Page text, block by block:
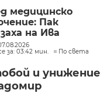
медицинско
Пак
на Ива
да се лекува
за: 03:42 мин.
По света
и унижение